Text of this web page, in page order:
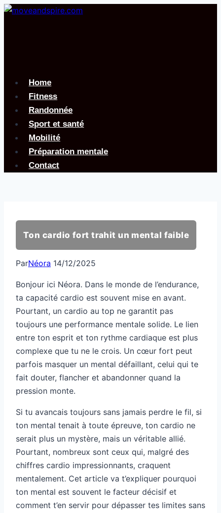
Aller
Home
Fitness
Randonnée
Sport et santé
Mobilité
Préparation mentale
Contact
Ton cardio fort trahit un mental faible
ParNéora 14/12/2025
Bonjour ici Néora. Dans le monde de l’endurance,
ta capacité cardio est souvent mise en avant.
Pourtant, un cardio au top ne garantit pas
toujours une performance mentale solide. Le lien
entre ton esprit et ton rythme cardiaque est plus
complexe que tu ne le crois. Un cœur fort peut
parfois masquer un mental défaillant, celui qui te
fait douter, flancher et abandonner quand la
pression monte.
Si tu avancais toujours sans jamais perdre le fil, si
ton mental tenait à toute épreuve, ton cardio ne
serait plus un mystère, mais un véritable allié.
Pourtant, nombreux sont ceux qui, malgré des
chiffres cardio impressionnants, craquent
mentalement. Cet article va t’expliquer pourquoi
ton mental est souvent le facteur décisif et
comment t’en servir pour dépasser tes limites sans